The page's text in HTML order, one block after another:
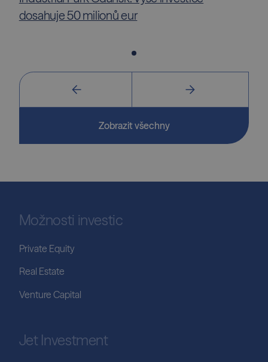
dosahuje 50 milionů eur
Zobrazit všechny
Možnosti investic
Private Equity
Real Estate
Venture Capital
Jet Investment